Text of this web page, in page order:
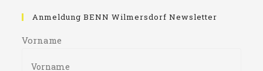
Anmeldung BENN Wilmersdorf Newsletter
Vorname